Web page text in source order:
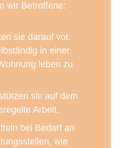
wir Betroffene:
sie darauf vor,
in einer
leben zu
sie auf dem
Arbeit.
bei Bedarf an
wie